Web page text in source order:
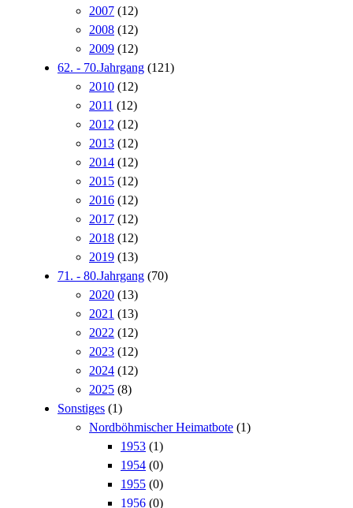
2007 (12)
2008 (12)
2009 (12)
62. - 70.Jahrgang (121)
2010 (12)
2011 (12)
2012 (12)
2013 (12)
2014 (12)
2015 (12)
2016 (12)
2017 (12)
2018 (12)
2019 (13)
71. - 80.Jahrgang (70)
2020 (13)
2021 (13)
2022 (12)
2023 (12)
2024 (12)
2025 (8)
Sonstiges (1)
Nordböhmischer Heimatbote (1)
1953 (1)
1954 (0)
1955 (0)
1956 (0)